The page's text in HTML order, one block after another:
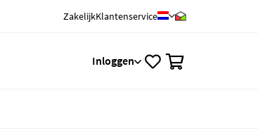
ZakelijkKlantenservice
Inloggen